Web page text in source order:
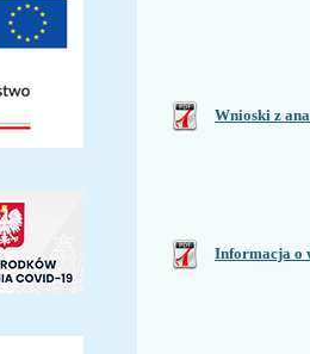
Wnioski z
Informacja o